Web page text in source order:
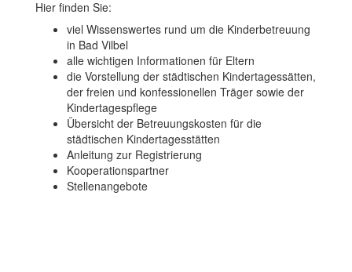
Hier finden Sie:
viel Wissenswertes rund um die Kinderbetreuung
in Bad Vilbel
alle wichtigen Informationen für Eltern
die Vorstellung der städtischen Kindertagessätten,
der freien und konfessionellen Träger sowie der
Kindertagespflege
Übersicht der Betreuungskosten für die
städtischen Kindertagesstätten
Anleitung zur Registrierung
Kooperationspartner
Stellenangebote